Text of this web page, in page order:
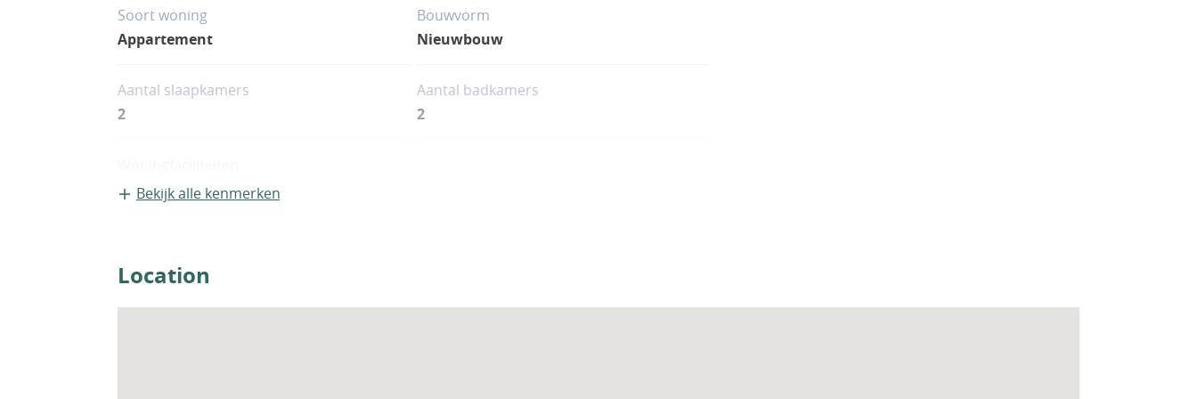
Soort woning
Appartement
Bouwvorm
Nieuwbouw
Aantal slaapkamers
2
Aantal badkamers
2
Zwembad
Bekijk alle kenmerken
Location